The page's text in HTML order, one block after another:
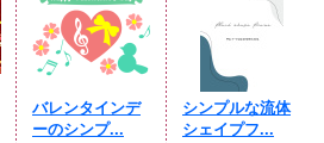
バレンタインデ
ーのシンプ...
シンプルな流体
シェイプフ...